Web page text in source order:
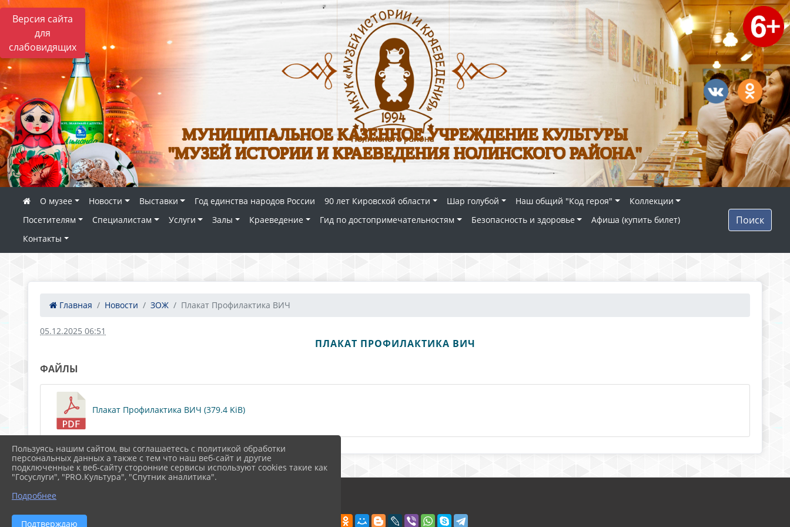
Версия сайта
для
слабовидящих
МУНИЦИПАЛЬНОЕ КАЗЕННОЕ УЧРЕЖДЕНИЕ КУЛЬТУРЫ
"МУЗЕЙ ИСТОРИИ И КРАЕВЕДЕНИЯ НОЛИНСКОГО РАЙОНА"
О музее Новости Выставки Год единства народов России 90 лет Кировской области Шар голубой Наш общий "Код героя"
Коллекции
Посетителям
Специалистам Услуги Залы Краеведение Гид по достопримечательностям Безопасность и здоровье
Афиша (купить билет)
Контакты
Поиск
Главная Новости ЗОЖ Плакат Профилактика ВИЧ
05.12.2025 06:51
ПЛАКАТ ПРОФИЛАКТИКА ВИЧ
ФАЙЛЫ
Плакат Профилактика ВИЧ (379.4 KiB)
Пользуясь нашим сайтом, вы соглашаетесь с политикой обработки
персональных данных а также с тем что наш веб-сайт и другие
подключенные к веб-сайту сторонние сервисы используют cookies такие как
"Госуслуги", "PRO.Культура", "Спутник аналитика".
Подробнее
Подтверждаю